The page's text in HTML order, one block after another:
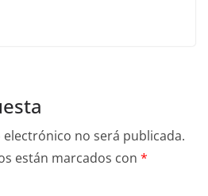
no será publicada.
están marcados con *